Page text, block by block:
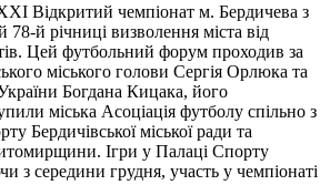
Відкритий чемпіонат м. Бердичева з
78-й річниці визволення міста від
Цей футбольний форум проходив за
міського голови Сергія Орлюка та
Богдана Кицака, його
міська Асоціація футболу спільно з
Бердичівської міської ради та
Ігри у Палаці Спорту
з середини грудня, участь у чемпіонаті